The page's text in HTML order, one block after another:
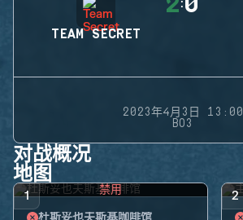
TEAM SECRET
:
2023年4月3日 13:00
BO3
对战概况
地图
1 禁用 2